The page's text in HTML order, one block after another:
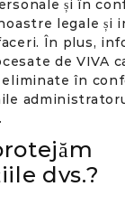
și în
legale și
În plus,
de VIVA
în
dvs.?